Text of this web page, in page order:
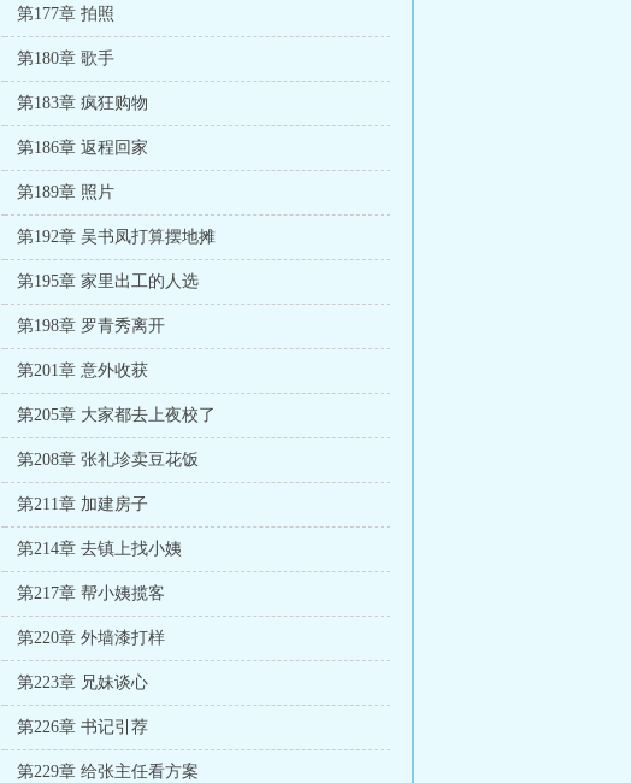
第177章 拍照
第180章 歌手
第183章 疯狂购物
第186章 返程回家
第189章 照片
第192章 吴书凤打算摆地摊
第195章 家里出工的人选
第198章 罗青秀离开
第201章 意外收获
第205章 大家都去上夜校了
第208章 张礼珍卖豆花饭
第211章 加建房子
第214章 去镇上找小姨
第217章 帮小姨揽客
第220章 外墙漆打样
第223章 兄妹谈心
第226章 书记引荐
第229章 给张主任看方案